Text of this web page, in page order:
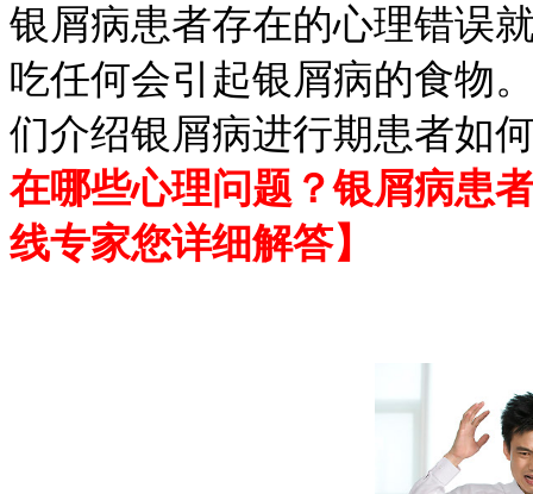
银屑病患者存在的心理错误
吃任何会引起银屑病的食物
们介绍银屑病进行期患者如
在哪些心理问题？银屑病患
线专家您详细解答】